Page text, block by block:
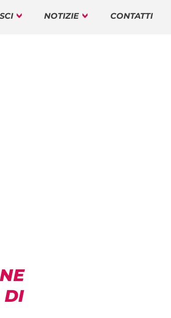
NOTIZIE CONTATTI
DI